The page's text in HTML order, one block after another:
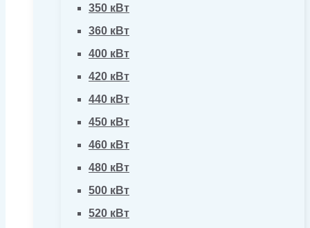
350 кВт
360 кВт
400 кВт
420 кВт
440 кВт
450 кВт
460 кВт
480 кВт
500 кВт
520 кВт